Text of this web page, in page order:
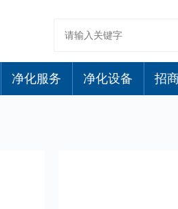
净化服务 净化设备 招